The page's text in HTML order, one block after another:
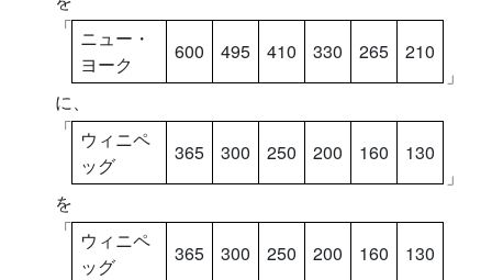
「 ニュー・
ヨーク
600 495 410 330 265
210
」
に、
「 ウィニペ
ッグ
365 300 250 200 160
130
」
を
「 ウィニペ
ッグ
365 300 250 200 160
130